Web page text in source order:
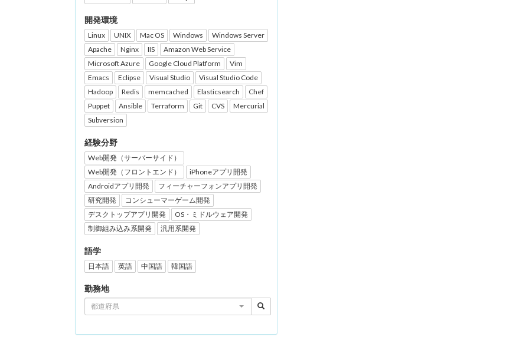
開発環境
Linux UNIX Mac OS Windows
Windows Server
Apache
Nginx IIS
Amazon Web Service
Microsoft Azure
Google Cloud Platform
Vim
Emacs
Eclipse Visual Studio
Visual Studio Code
Hadoop
Redis memcached Elasticsearch
Chef
Puppet
Ansible Terraform Git CVS
Mercurial
Subversion
経験分野
Web開発（サーバーサイド）
Web開発（フロントエンド）
iPhoneアプリ開発
Androidアプリ開発
フィーチャーフォンアプリ開発
研究開発
コンシューマーゲーム開発
デスクトップアプリ開発
OS・ミドルウェア開発
制御組み込み系開発
汎用系開発
語学
日本語 英語 中国語 韓国語
勤務地
都道府県